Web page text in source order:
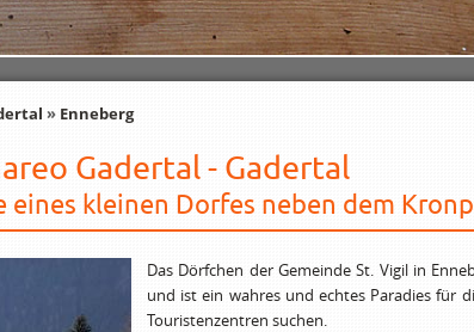
» Enneberg
Gadertal - Gadertal
eines kleinen Dorfes neben dem
Das Dörfchen der Gemeinde St. Vigil in
und ist ein wahres und echtes Paradies für
Touristenzentren suchen.